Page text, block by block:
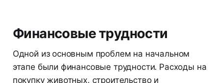
Финансовые трудности
Одной из основным проблем на начальном
этапе были финансовые трудности. Расходы на
покупку животных, строительство и